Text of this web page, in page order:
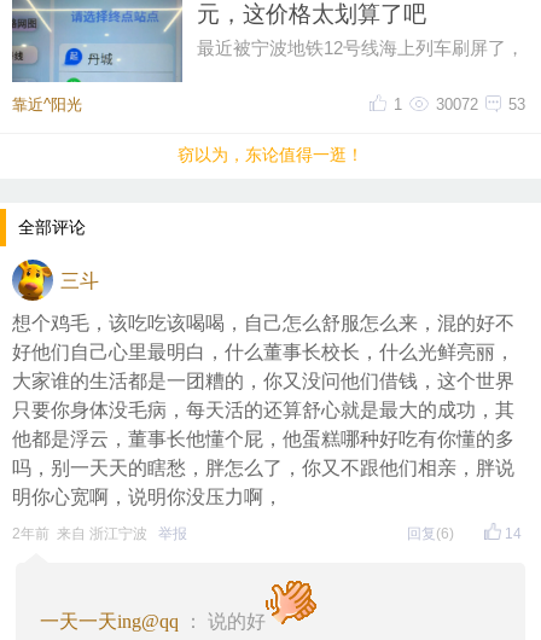
元，这价格太划算了吧
最近被宁波地铁12号线海上列车刷屏了，
从天一广场坐到象山丹城是11晕
靠近^阳光 53
30072
1
窃以为，东论值得一逛！
全部评论
三斗
想个鸡毛，该吃吃该喝喝，自己怎么舒服怎么来，混的好不
好他们自己心里最明白，什么董事长校长，什么光鲜亮丽，
大家谁的生活都是一团糟的，你又没问他们借钱，这个世界
只要你身体没毛病，每天活的还算舒心就是最大的成功，其
他都是浮云，董事长他懂个屁，他蛋糕哪种好吃有你懂的多
吗，别一天天的瞎愁，胖怎么了，你又不跟他们相亲，胖说
明你心宽啊，说明你没压力啊，
14
2年前 来自 浙江宁波 举报 回复 (6)
一天一天ing@qq ： 说的好